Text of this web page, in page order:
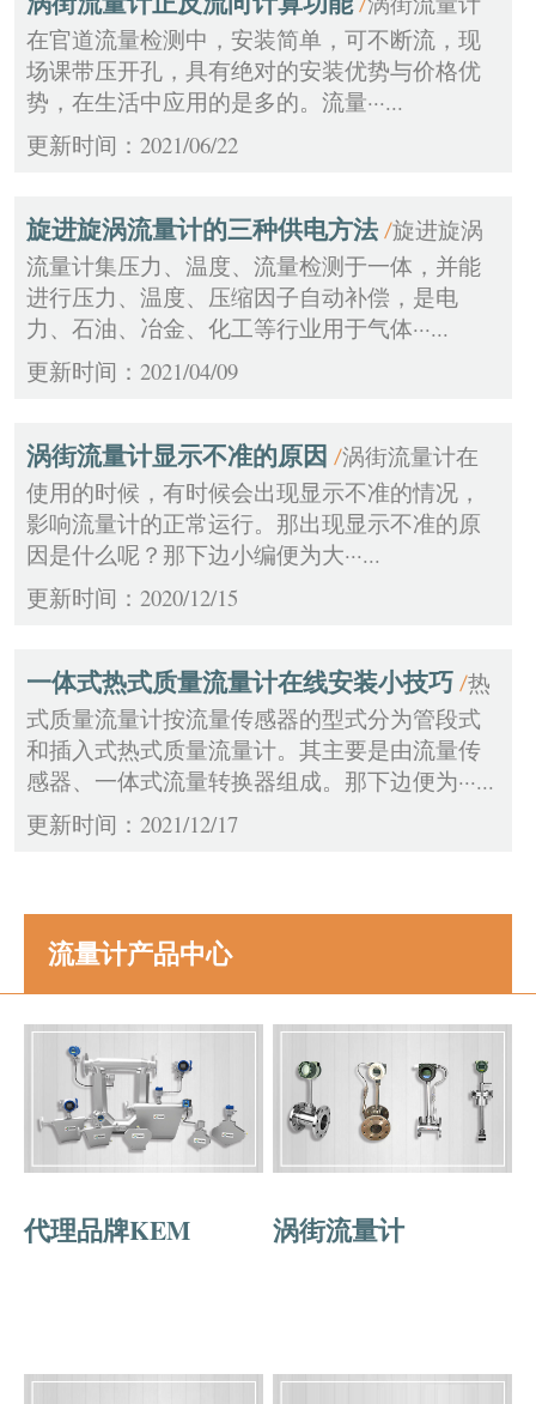
在官道流量检测中，安装简单，可不断流，现
场课带压开孔，具有绝对的安装优势与价格优
势，在生活中应用的是多的。流量···...
更新时间：2021/06/22
旋进旋涡流量计的三种供电方法 /旋进旋涡
流量计集压力、温度、流量检测于一体，并能
进行压力、温度、压缩因子自动补偿，是电
力、石油、冶金、化工等行业用于气体···...
更新时间：2021/04/09
涡街流量计显示不准的原因 /涡街流量计在
使用的时候，有时候会出现显示不准的情况，
影响流量计的正常运行。那出现显示不准的原
因是什么呢？那下边小编便为大···...
更新时间：2020/12/15
一体式热式质量流量计在线安装小技巧 /热
式质量流量计按流量传感器的型式分为管段式
和插入式热式质量流量计。其主要是由流量传
感器、一体式流量转换器组成。那下边便为···...
更新时间：2021/12/17
流量计产品中心
代理品牌KEM 涡街流量计